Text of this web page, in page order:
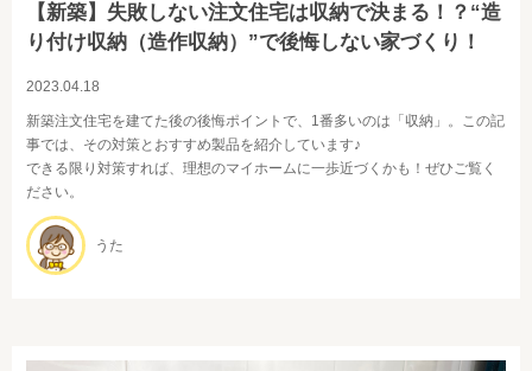
【新築】失敗しない注文住宅は収納で決まる！？“造
り付け収納（造作収納）”で後悔しない家づくり！
2023.04.18
新築注文住宅を建てた後の後悔ポイントで、1番多いのは「収納」。この記
事では、その対策とおすすめ製品を紹介しています♪
できる限り対策すれば、理想のマイホームに一歩近づくかも！ぜひご覧く
ださい。
うた